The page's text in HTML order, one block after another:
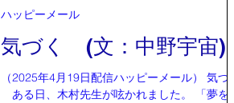
定することができるようになり、マインドフル
ネスのトレーニングにもなります。 すり足を家
で練習することで脳のトレーニングにもなり、
認知症の改善、切れやすい子供などにも効果が
気づく (文：中野宇宙)
（2025年4月19日配信ハッピーメール） 気づく
ある日、木村先生が呟かれました。 「夢をも
ハッピーメール